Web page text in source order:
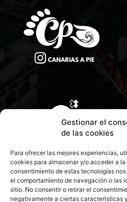
Gestionar el
de las cookies
Para ofrecer las mejores experiencias,
cookies para almacenar y/o acceder a
consentimiento de estas tecnologías
el comportamiento de navegación o las
sitio. No consentir o retirar el
negativamente a ciertas características